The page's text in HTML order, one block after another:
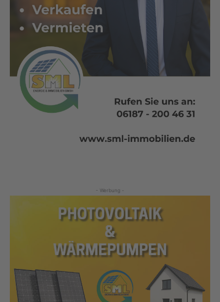
- Werbung -